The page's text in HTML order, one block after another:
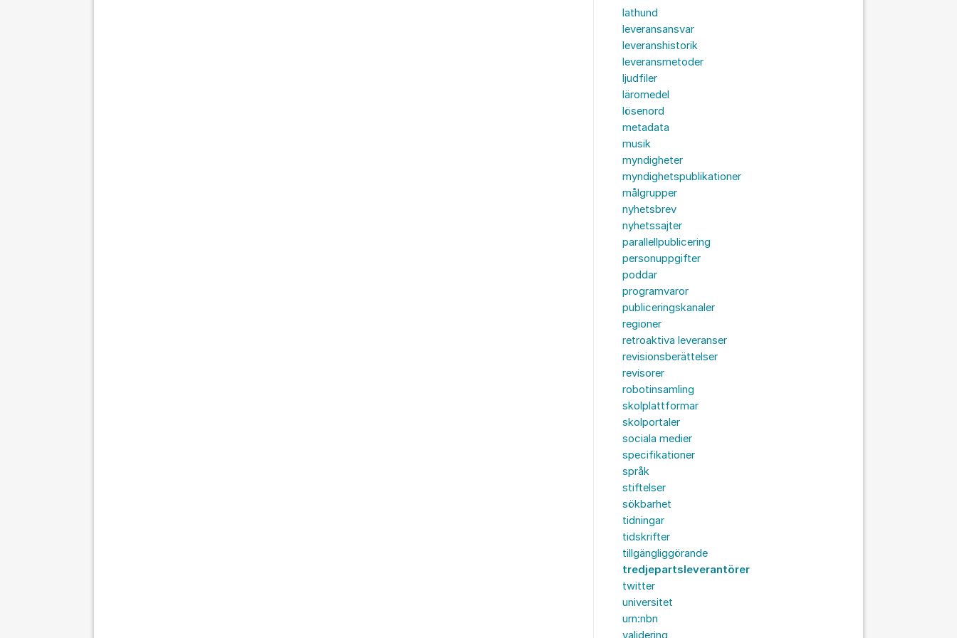
lathund
leveransansvar
leveranshistorik
leveransmetoder
ljudfiler
läromedel
lösenord
metadata
musik
myndigheter
myndighetspublikationer
målgrupper
nyhetsbrev
nyhetssajter
parallellpublicering
personuppgifter
poddar
programvaror
publiceringskanaler
regioner
retroaktiva leveranser
revisionsberättelser
revisorer
robotinsamling
skolplattformar
skolportaler
sociala medier
specifikationer
språk
stiftelser
sökbarhet
tidningar
tidskrifter
tillgängliggörande
tredjepartsleverantörer
twitter
universitet
urn:nbn
validering